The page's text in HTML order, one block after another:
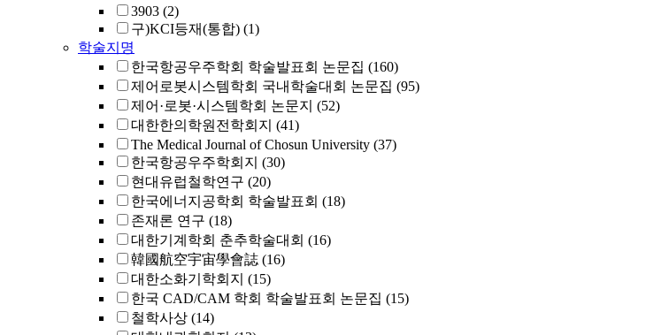
3903 (2)
구)KCI등재(통합) (1)
학술지명
한국항공우주학회 학술발표회 논문집 (160)
제어로봇시스템학회 국내학술대회 논문집 (95)
제어·로봇·시스템학회 논문지 (52)
대한한의학원전학회지 (41)
The Medical Journal of Chosun University (37)
한국항공우주학회지 (30)
현대유럽철학연구 (20)
한국에너지공학회 학술발표회 (18)
존재론 연구 (18)
대한기계학회 춘추학술대회 (16)
韓國航空宇宙學會誌 (16)
대한소화기학회지 (15)
한국 CAD/CAM 학회 학술발표회 논문집 (15)
철학사상 (14)